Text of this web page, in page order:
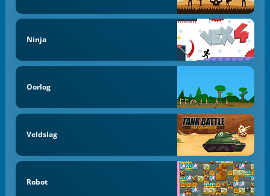
Ninja
Oorlog
Veldslag
Robot